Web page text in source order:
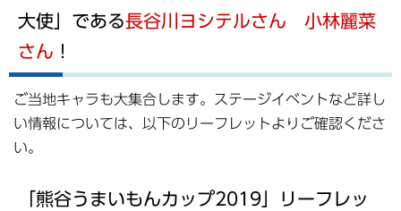
大使」である長谷川ヨシテルさん 小林麗菜
さん ！
ご当地キャラも大集合します。ステージイベントなど詳し
い情報については、以下のリーフレットよりご確認くださ
い。
「熊谷うまいもんカップ2019」リーフレッ